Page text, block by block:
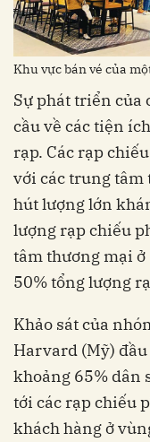
Khu vực bán vé của
Sự phát triển của
cầu về các tiện
rạp. Các rạp
với các trung tâm
hút lượng lớn
lượng rạp chiếu
tâm thương mại ở
50% tổng lượng
Khảo sát của
Harvard (Mỹ)
khoảng 65% dân
tới các rạp chiếu
khách hàng ở